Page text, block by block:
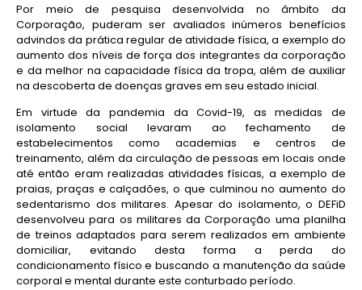
Por meio de pesquisa desenvolvida no âmbito da
Corporação, puderam ser avaliados inúmeros benefícios
advindos da prática regular de atividade física, a exemplo do
aumento dos níveis de força dos integrantes da corporação
e da melhor na capacidade física da tropa, além de auxiliar
na descoberta de doenças graves em seu estado inicial.
Em virtude da pandemia da Covid-19, as medidas de
isolamento social levaram ao fechamento de
estabelecimentos como academias e centros de
treinamento, além da circulação de pessoas em locais onde
até então eram realizadas atividades físicas, a exemplo de
praias, praças e calçadões, o que culminou no aumento do
sedentarismo dos militares. Apesar do isolamento, o DEFiD
desenvolveu para os militares da Corporação uma planilha
de treinos adaptados para serem realizados em ambiente
domiciliar, evitando desta forma a perda do
condicionamento físico e buscando a manutenção da saúde
corporal e mental durante este conturbado período.